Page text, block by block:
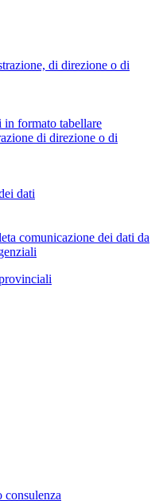
di direzione o di
formato tabellare
di direzione o di
dati
comunicazione dei dati da